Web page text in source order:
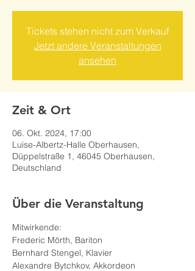
Tickets stehen nicht zum Verkauf
Jetzt andere Veranstaltungen
ansehen
Zeit & Ort
06. Okt. 2024, 17:00
Luise-Albertz-Halle Oberhausen,
Düppelstraße 1, 46045 Oberhausen,
Deutschland
Über die Veranstaltung
Mitwirkende:
Frederic Mörth, Bariton
Bernhard Stengel, Klavier
Alexandre Bytchkov, Akkordeon